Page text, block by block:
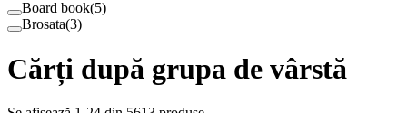
Board book(5)
Brosata(3)
Cărți după grupa de vârstă